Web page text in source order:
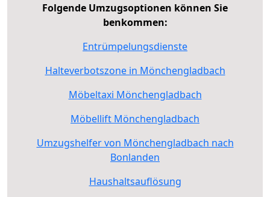
Folgende Umzugsoptionen können Sie
benkommen:
Entrümpelungsdienste
Halteverbotszone in Mönchengladbach
Möbeltaxi Mönchengladbach
Möbellift Mönchengladbach
Umzugshelfer von Mönchengladbach nach
Bonlanden
Haushaltsauflösung